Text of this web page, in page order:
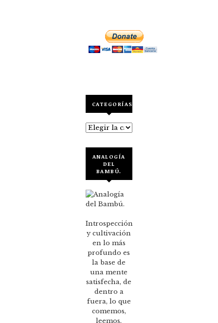
CATEGORÍAS
Categorías
ANALOGÍA
DEL
BAMBÚ.
Introspección
y cultivación
en lo más
profundo es
la base de
una mente
satisfecha, de
dentro a
fuera, lo que
comemos,
leemos,